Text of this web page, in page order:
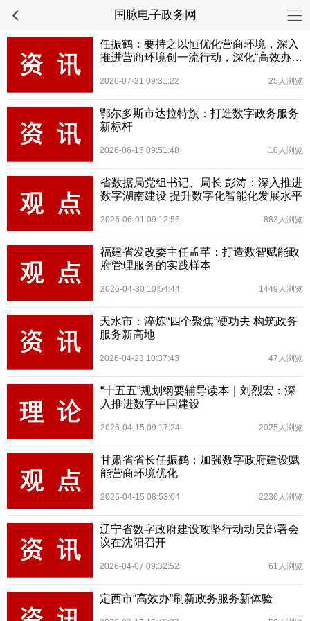
国脉电子政务网
任振鹤：要持之以恒优化营商环境，深入
推进营商环境创一流行动，深化“高效办成
2026-07-21 09:31:22 25人浏览
鄂尔多斯市达拉特旗：打造数字政务服务
新标杆
2026-06-15 09:51:48 10人浏览
省数据局党组书记、局长 彭涛：深入推进
数字湖南建设 提升数字化智能化发展水平
2026-06-01 09:12:56 883人浏览
福建省发改委主任孟芊：打造数智赋能政
府管理服务的实践样本
2026-04-30 10:54:44 1449人浏览
天水市：淬炼“四个聚焦”硬功夫 构筑政务
服务新高地
2026-04-23 10:37:43 47人浏览
“十五五”规划纲要辅导读本｜刘烈宏：深
入推进数字中国建设
2026-04-15 09:17:24 2025人浏览
甘肃省省长任振鹤：加强数字政府建设赋
能营商环境优化
2026-04-15 08:53:04 2230人浏览
辽宁省数字政府建设攻坚行动动员部署会
议在沈阳召开
2026-04-07 09:32:52 61人浏览
定西市“高效办”刷新政务服务新体验